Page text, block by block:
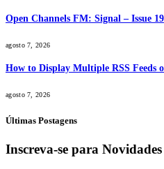
Open Channels FM: Signal – Issue 19
agosto 7, 2026
How to Display Multiple RSS Feeds
agosto 7, 2026
Últimas Postagens
Inscreva-se para Novidades